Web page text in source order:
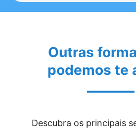
Outras
podemos te
Descubra os principais